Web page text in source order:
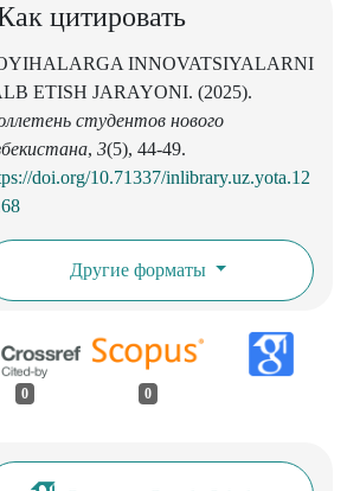
цитировать
INNOVATSIYALARNI
ETISH JARAYONI. (2025).
студентов нового
, 3(5), 44-49.
doi.org/10.71337/inlibrary.uz.yota.12
Другие форматы
0 0